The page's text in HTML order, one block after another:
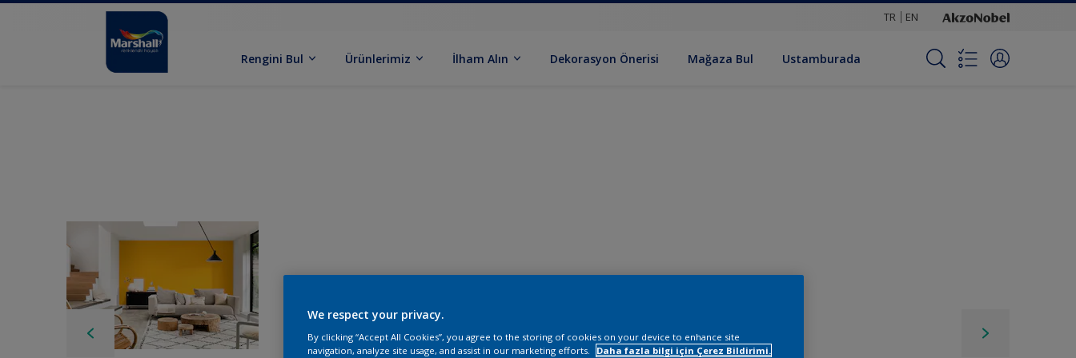
TR EN
Rengini Bul Ürünlerimiz İlham Alın Dekorasyon Önerisi Mağaza Bul Ustamburada
We respect your privacy.
By clicking “Accept All Cookies”, you agree to the storing of cookies on your device to enhance site
navigation, analyze site usage, and assist in our marketing efforts.
Daha fazla bilgi için Çerez Bildirimi.